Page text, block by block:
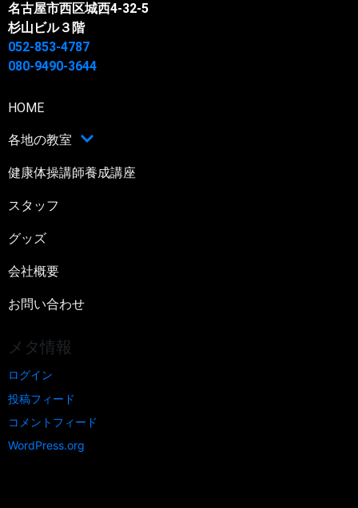
名古屋市西区城西4-32-5
杉山ビル３階
052-853-4787
080-9490-3644
HOME
各地の教室
健康体操講師養成講座
スタッフ
グッズ
会社概要
お問い合わせ
メタ情報
ログイン
投稿フィード
コメントフィード
WordPress.org